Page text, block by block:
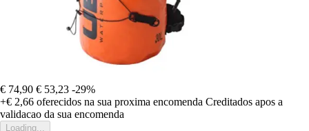
€ 74,90 € 53,23 -29%
+€ 2,66 oferecidos na sua proxima encomenda Creditados apos a
validacao da sua encomenda
Loading...